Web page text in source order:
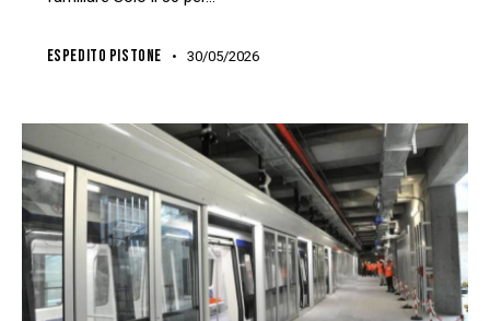
ESPEDITO PISTONE 30/05/2026